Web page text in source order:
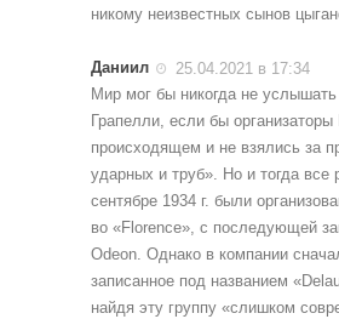
никому неизвестных сынов
Даниил
25.04.2021 в 17:34
Мир мог бы никогда не
Грапелли, если бы
происходящем и не взялись за
ударных и труб». Но и тогда все
сентябре 1934 г. были
во «Florence», с последующей
Odeon. Однако в компании
записанное под названием
найдя эту группу «слишком